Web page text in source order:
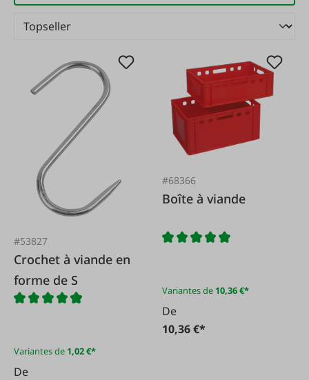
#53827
Crochet à viande en
forme de S
Variantes de 1,02 €*
De
#68366
Boîte à viande
Variantes de 10,36 €*
De
10,36 €*